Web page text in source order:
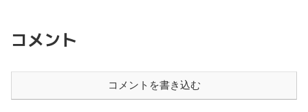
コメント
コメントを書き込む